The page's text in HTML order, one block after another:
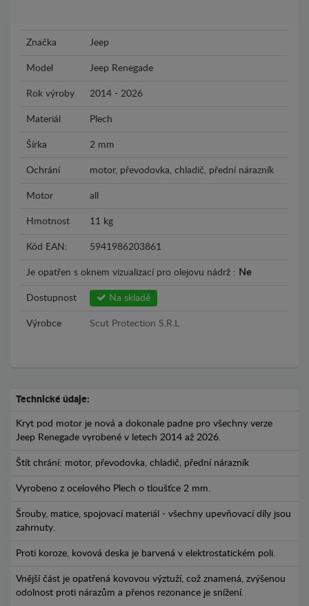
Značka Jeep
Model Jeep Renegade
Rok výroby 2014 - 2026
Materiál Plech
Šírka 2 mm
Ochrání motor, převodovka, chladič, přední nárazník
Motor all
Hmotnost 11 kg
Kód EAN: 5941986203861
Je opatřen s oknem vizualizací pro olejovu nádrž : Ne
Dostupnost Na skladě
Výrobce Scut Protection S.R.L
Technické údaje:
Kryt pod motor je nová a dokonale padne pro všechny verze
Jeep Renegade vyrobené v letech 2014 až 2026.
Štít chrání: motor, převodovka, chladič, přední nárazník
Vyrobeno z ocelového Plech o tloušťce 2 mm.
Šrouby, matice, spojovací materiál - všechny upevňovací díly jsou
zahrnuty.
Proti koroze, kovová deska je barvená v elektrostatickém poli.
Vnější část je opatřená kovovou výztuží, což znamená, zvýšenou
odolnost proti nárazům a přenos rezonance je snížení.